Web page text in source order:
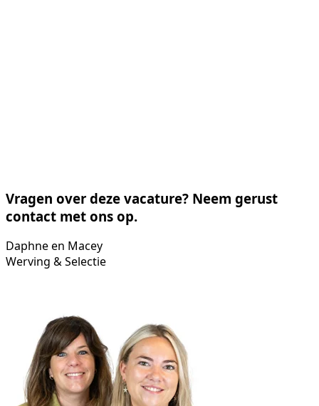
Vragen over deze vacature? Neem gerust
contact met ons op.
Daphne en Macey
Werving & Selectie